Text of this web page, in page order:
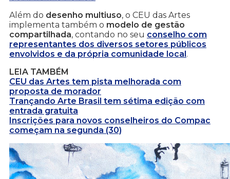
Além do desenho multiuso, o CEU das Artes
implementa também o modelo de gestão
compartilhada, contando no seu conselho com
representantes dos diversos setores públicos
envolvidos e da própria comunidade local.
LEIA TAMBÉM
CEU das Artes tem pista melhorada com
proposta de morador
Trançando Arte Brasil tem sétima edição com
entrada gratuita
Inscrições para novos conselheiros do Compac
começam na segunda (30)